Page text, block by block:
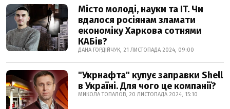
Місто молоді, науки та IT. Чи
вдалося росіянам зламати
економіку Харкова сотнями
КАБів?
ДАНА ГОРДІЙЧУК, 21 ЛИСТОПАДА 2024, 09:00
"Укрнафта" купує заправки Shell
в Україні. Для чого це компанії?
МИКОЛА ТОПАЛОВ, 20 ЛИСТОПАДА 2024, 15:10